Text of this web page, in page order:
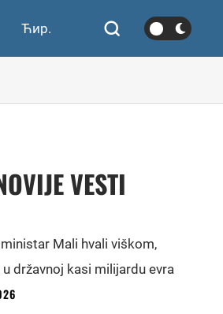
Ћир.
VESTI
Mali hvali viškom,
u državnoj kasi milijardu evra